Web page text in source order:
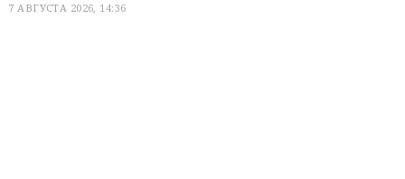
7 АВГУСТА 2026, 14:36